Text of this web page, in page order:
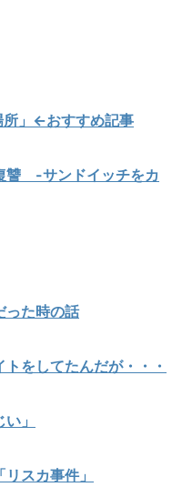
所」←おすすめ記事
讐 -サンドイッチをカ
った時の話
トをしてたんだが・・・
」
スカ事件」